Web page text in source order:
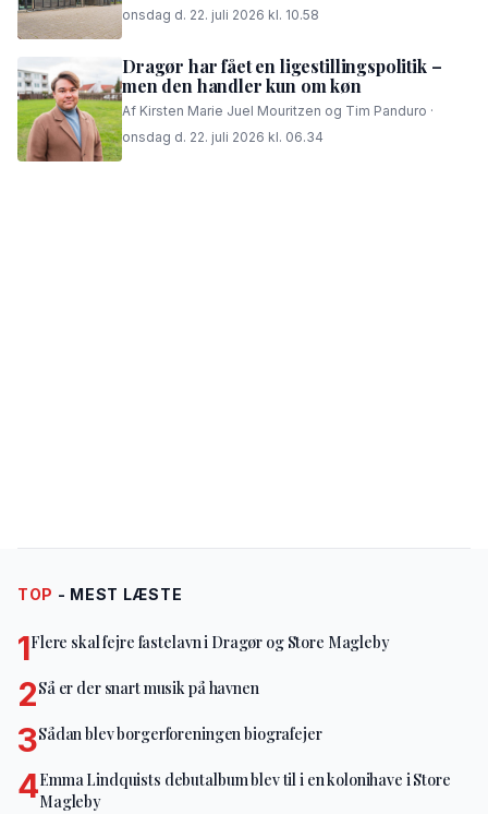
onsdag d. 22. juli 2026 kl. 10.58
Dragør har fået en ligestillingspolitik –
men den handler kun om køn
Af Kirsten Marie Juel Mouritzen og Tim Panduro ·
onsdag d. 22. juli 2026 kl. 06.34
TOP - MEST LÆSTE
1Flere skal fejre fastelavn i Dragør og Store Magleby
2Så er der snart musik på havnen
3Sådan blev borgerforeningen biografejer
4Emma Lindquists debutalbum blev til i en kolonihave i Store
Magleby